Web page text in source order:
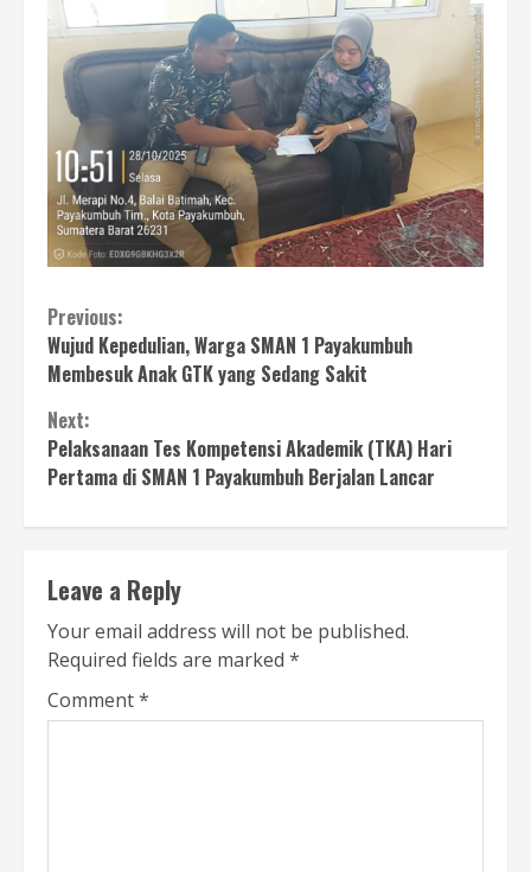
Continue
Reading
Previous:
Wujud Kepedulian, Warga SMAN 1 Payakumbuh
Membesuk Anak GTK yang Sedang Sakit
Next:
Pelaksanaan Tes Kompetensi Akademik (TKA) Hari
Pertama di SMAN 1 Payakumbuh Berjalan Lancar
Leave a Reply
Your email address will not be published.
Required fields are marked *
Comment*